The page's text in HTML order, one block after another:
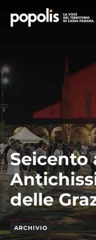
Seicento
delle
ARCHIVIO